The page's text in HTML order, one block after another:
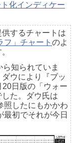
化インディケー
するチャートは
フ」チャート のよ
知られていま
ウにより『ブッ
日版の「ウォー
た。ダウ氏は
照したにもかかわ
最初でそれが今日